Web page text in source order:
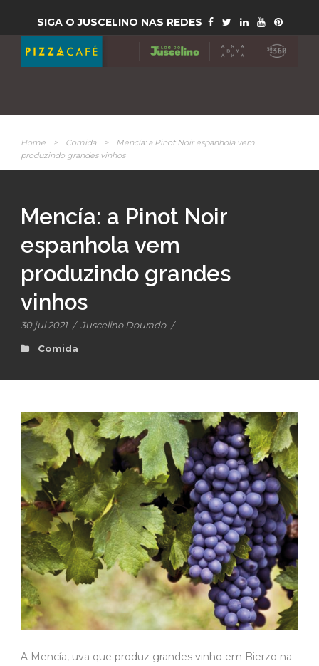
SIGA O JUSCELINO NAS REDES
Home > Comida >
Mencía: a Pinot Noir espanhola vem
produzindo grandes vinhos
Mencía: a Pinot Noir
espanhola vem
produzindo grandes
vinhos
30 jul 2021 / Juscelino Dourado /
Comida
A Mencía, uva que produz grandes vinho em Bierzo na